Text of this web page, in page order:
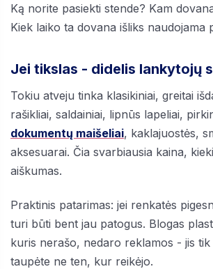
Ką norite pasiekti stende? Kam
Kiek laiko ta dovana išliks naudojama
Jei tikslas - didelis lankytojų
Tokiu atveju tinka klasikiniai, greitai
rašikliai, saldainiai, lipnūs lapeliai,
dokumentų maišeliai, kaklajuostės,
aksesuarai. Čia svarbiausia kaina,
aiškumas.
Praktinis patarimas: jei renkatės
turi būti bent jau patogus. Blogas
kuris nerašo, nedaro reklamos - jis
taupėte ne ten, kur reikėjo.